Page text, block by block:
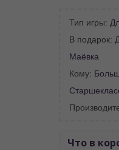
Тип игры:
В подарок:
Маёвка
Кому:
Что в